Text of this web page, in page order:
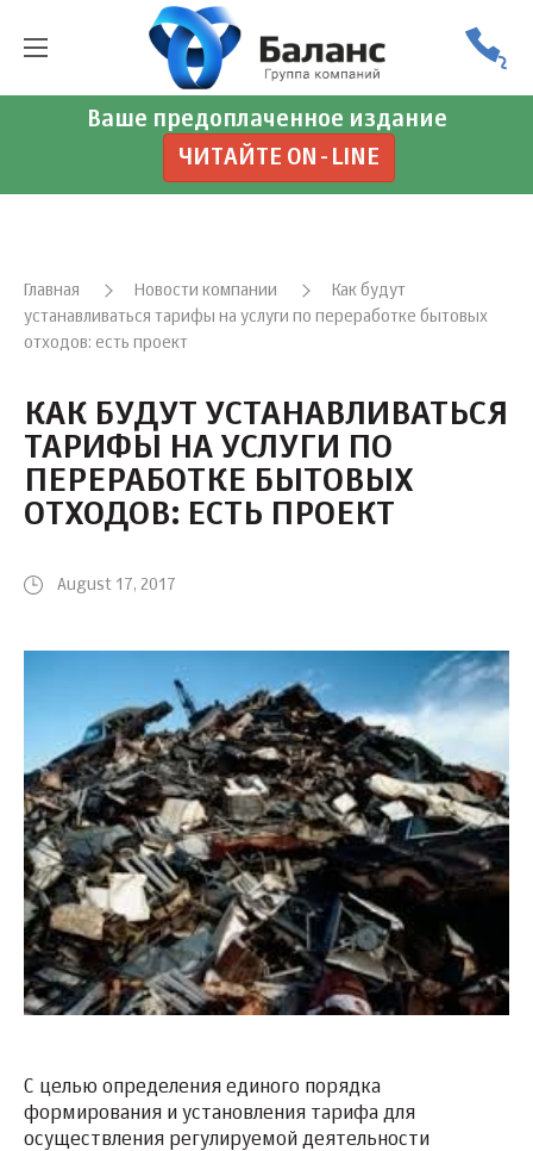
Ваше предоплаченное издание
ЧИТАЙТЕ ON-LINE
Главная Новости компании
Как будут
устанавливаться тарифы на услуги по переработке бытовых
отходов: есть проект
КАК БУДУТ УСТАНАВЛИВАТЬСЯ
ТАРИФЫ НА УСЛУГИ ПО
ПЕРЕРАБОТКЕ БЫТОВЫХ
ОТХОДОВ: ЕСТЬ ПРОЕКТ
August 17, 2017
С целью определения единого порядка
формирования и установления тарифа для
осуществления регулируемой деятельности